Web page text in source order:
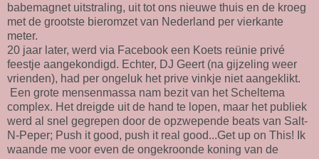
babemagnet uitstraling, uit tot ons nieuwe thuis en de kroeg
met de grootste bieromzet van Nederland per vierkante
meter.
20 jaar later, werd via Facebook een Koets reünie privé
feestje aangekondigd. Echter, DJ Geert (na gijzeling weer
vrienden), had per ongeluk het prive vinkje niet aangeklikt.
Een grote mensenmassa nam bezit van het Scheltema
complex. Het dreigde uit de hand te lopen, maar het publiek
werd al snel gegrepen door de opzwepende beats van Salt-
N-Peper; Push it good, push it real good...Get up on This! Ik
waande me voor even de ongekroonde koning van de